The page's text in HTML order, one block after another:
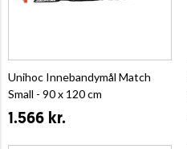
Unihoc Innebandymål Match
Small - 90 x 120 cm
1.566 kr.